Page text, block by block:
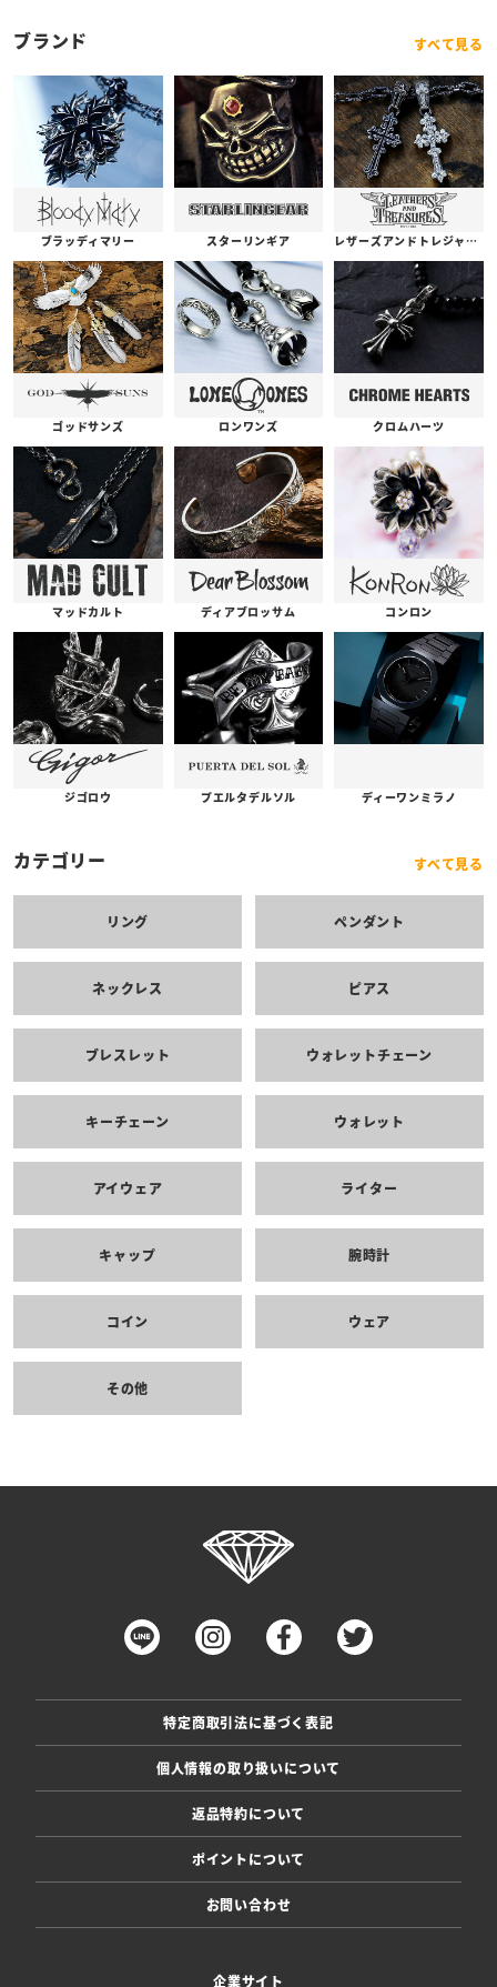
ブランド すべて見る
ブラッディマリー スターリンギア レザーズアンドトレジャーズ
ゴッドサンズ ロンワンズ クロムハーツ
マッドカルト ディアブロッサム コンロン
ジゴロウ プエルタデルソル ディーワンミラノ
カテゴリー すべて見る
リング ペンダント
ネックレス ピアス
ブレスレット ウォレットチェーン
キーチェーン ウォレット
アイウェア ライター
キャップ 腕時計
コイン ウェア
その他
特定商取引法に基づく表記
個人情報の取り扱いについて
返品特約について
ポイントについて
お問い合わせ
企業サイト